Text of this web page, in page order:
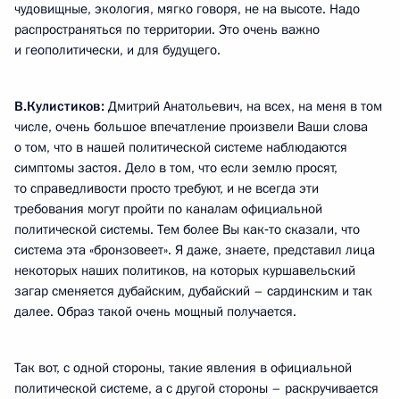
чудовищные, экология, мягко говоря, не на высоте. Надо
распространяться по территории. Это очень важно
и геополитически, и для будущего.
В.Кулистиков: Дмитрий Анатольевич, на всех, на меня в том
числе, очень большое впечатление произвели Ваши слова
о том, что в нашей политической системе наблюдаются
симптомы застоя. Дело в том, что если землю просят,
то справедливости просто требуют, и не всегда эти
требования могут пройти по каналам официальной
политической системы. Тем более Вы как‑то сказали, что
система эта «бронзовеет». Я даже, знаете, представил лица
некоторых наших политиков, на которых куршавельский
загар сменяется дубайским, дубайский – сардинским и так
далее. Образ такой очень мощный получается.
Так вот, с одной стороны, такие явления в официальной
политической системе, а с другой стороны – раскручивается